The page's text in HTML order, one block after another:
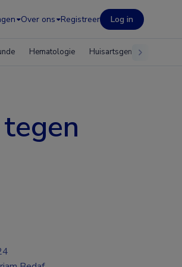
Over ons Registreer Log in
Hematologie Huisartsgeneeskunde